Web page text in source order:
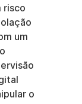
risco
um
o